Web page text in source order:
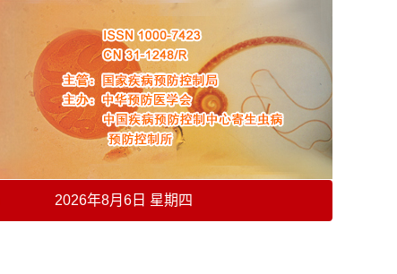
2026年8月6日 星期四